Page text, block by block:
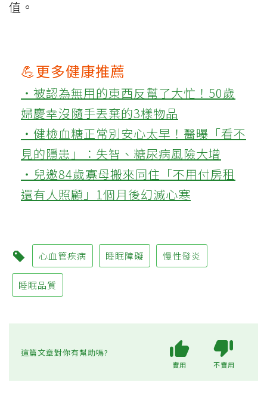
值。
💪更多健康推薦
‧被認為無用的東西反幫了大忙！50歲
婦慶幸沒隨手丟棄的3樣物品
‧健檢血糖正常別安心太早！醫曝「看不
見的隱患」：失智、糖尿病風險大增
‧兒邀84歲寡母搬來同住「不用付房租
還有人照顧」1個月後幻滅心寒
心血管疾病 睡眠障礙 慢性發炎
睡眠品質
這篇文章對你有幫助嗎?
實用 不實用